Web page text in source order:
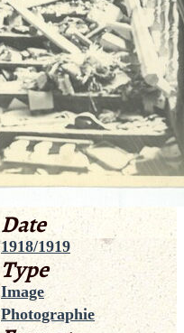
Date
1918/1919
Type
Image
Photographie